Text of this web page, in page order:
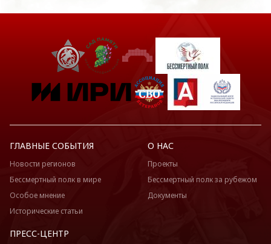
ГЛАВНЫЕ СОБЫТИЯ
Новости регионов
Бессмертный полк в мире
Особое мнение
Исторические статьи
О НАС
Проекты
Бессмертный полк за рубежом
Документы
ПРЕСС-ЦЕНТР